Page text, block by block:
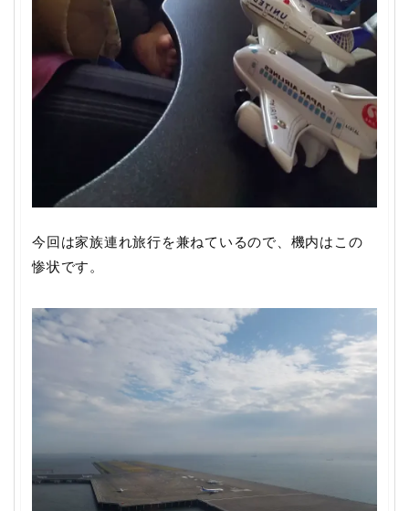
今回は家族連れ旅行を兼ねているので、機内はこの
惨状です。